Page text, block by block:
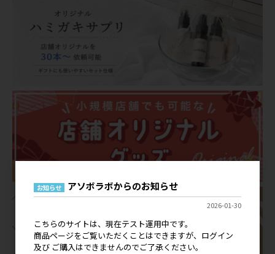
お知らせ アソボラボからのお知らせ
2026-01-30
こちらのサイトは、現在テスト運用中です。
商品ページをご覧いただくことはできますが、ログイン
及び ご購入はできませんのでご了承ください。